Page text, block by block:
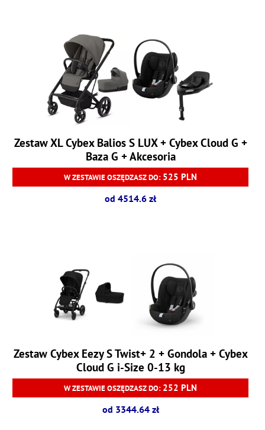
Zestaw XL Cybex Balios S LUX + Cybex Cloud G +
Baza G + Akcesoria
W ZESTAWIE OSZĘDZASZ DO: 525 PLN
od 4514.6 zł
Zestaw Cybex Eezy S Twist+ 2 + Gondola + Cybex
Cloud G i-Size 0-13 kg
W ZESTAWIE OSZĘDZASZ DO: 252 PLN
od 3344.64 zł